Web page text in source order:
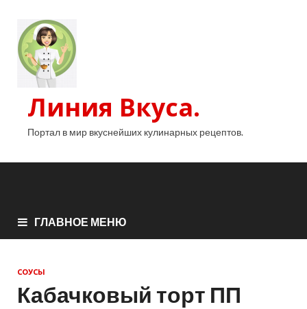
Линия Вкуса.
Портал в мир вкуснейших кулинарных рецептов.
ГЛАВНОЕ МЕНЮ
СОУСЫ
Кабачковый торт ПП